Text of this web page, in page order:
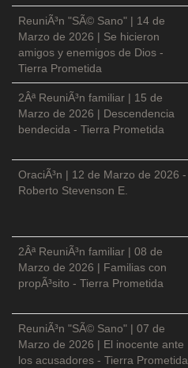
ReuniÃ³n "SÃ© Sano" | 14 de
Marzo de 2026 | Se hicieron
amigos y enemigos de Dios -
Tierra Prometida
2Âª ReuniÃ³n familiar | 15 de
Marzo de 2026 | Descendencia
bendecida - Tierra Prometida
OraciÃ³n | 12 de Marzo de 2026 -
Roberto Stevenson E.
2Âª ReuniÃ³n familiar | 08 de
Marzo de 2026 | Familias con
propÃ³sito - Tierra Prometida
ReuniÃ³n "SÃ© Sano" | 07 de
Marzo de 2026 | El inocente ante
los acusadores - Tierra Prometida